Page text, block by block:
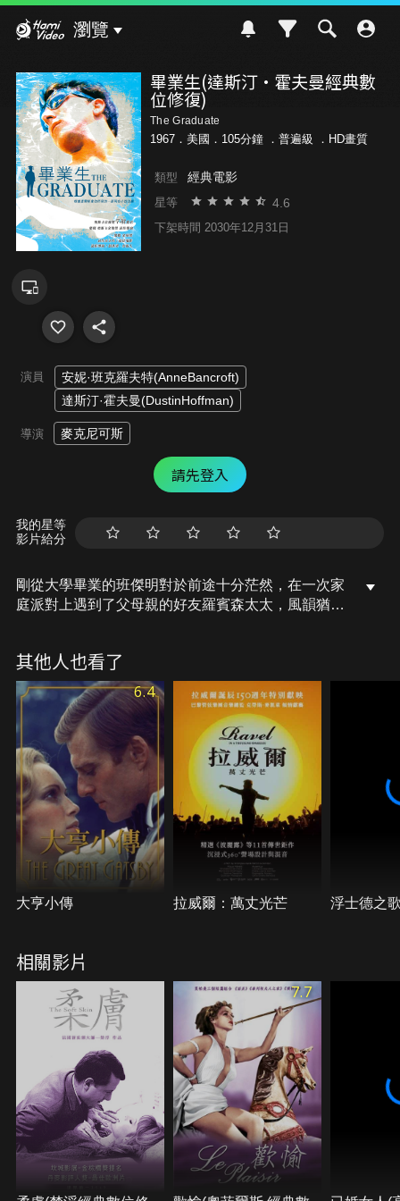
瀏覽
畢業生(達斯汀·霍夫曼經典數
位修復)
The Graduate
1967．美國．105分鐘 ． 普遍級 ．HD畫質
類型 經典電影
星等 4.6
下架時間 2030年12月31日
演員
安妮·班克羅夫特(AnneBancroft)
達斯汀·霍夫曼(DustinHoffman)
導演 麥克尼可斯
請先登入
我的星等
影片給分
剛從大學畢業的班傑明對於前途十分茫然，在一次家
庭派對上遇到了父母親的好友羅賓森太太，風韻猶存
而班傑明的父母親卻想要撮合羅賓森夫婦的女兒伊琳
因而被逼迫班與伊琳約會，沒想到班卻被她的純真青
春深深吸引，因而對伊琳吐露愛意，甚至坦承與一名
已婚婦人發生關係，而羅賓森太太要求班傑明不准再
見她的女兒情急之下，班傑明對伊琳坦承那名婦人其
實就是她母親時，晴天霹靂，伊琳簡直無法置信，她
在傷心之際離開了班，且倉促同意了另一個人。
其他人也看了
6.4
大亨小傳 拉威爾：萬丈光芒 浮士德之
相關影片
7.7